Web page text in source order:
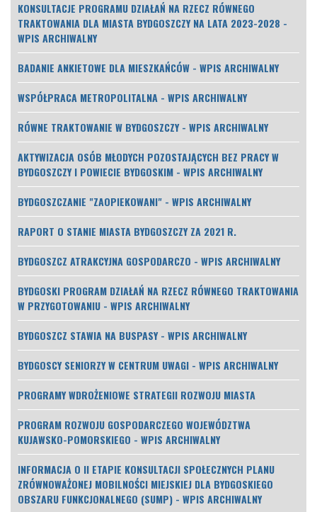
KONSULTACJE PROGRAMU DZIAŁAŃ NA RZECZ RÓWNEGO
TRAKTOWANIA DLA MIASTA BYDGOSZCZY NA LATA 2023-2028 -
WPIS ARCHIWALNY
BADANIE ANKIETOWE DLA MIESZKAŃCÓW - WPIS ARCHIWALNY
WSPÓŁPRACA METROPOLITALNA - WPIS ARCHIWALNY
RÓWNE TRAKTOWANIE W BYDGOSZCZY - WPIS ARCHIWALNY
AKTYWIZACJA OSÓB MŁODYCH POZOSTAJĄCYCH BEZ PRACY W
BYDGOSZCZY I POWIECIE BYDGOSKIM - WPIS ARCHIWALNY
BYDGOSZCZANIE "ZAOPIEKOWANI" - WPIS ARCHIWALNY
RAPORT O STANIE MIASTA BYDGOSZCZY ZA 2021 R.
BYDGOSZCZ ATRAKCYJNA GOSPODARCZO - WPIS ARCHIWALNY
BYDGOSKI PROGRAM DZIAŁAŃ NA RZECZ RÓWNEGO TRAKTOWANIA
W PRZYGOTOWANIU - WPIS ARCHIWALNY
BYDGOSZCZ STAWIA NA BUSPASY - WPIS ARCHIWALNY
BYDGOSCY SENIORZY W CENTRUM UWAGI - WPIS ARCHIWALNY
PROGRAMY WDROŻENIOWE STRATEGII ROZWOJU MIASTA
PROGRAM ROZWOJU GOSPODARCZEGO WOJEWÓDZTWA
KUJAWSKO-POMORSKIEGO - WPIS ARCHIWALNY
INFORMACJA O II ETAPIE KONSULTACJI SPOŁECZNYCH PLANU
ZRÓWNOWAŻONEJ MOBILNOŚCI MIEJSKIEJ DLA BYDGOSKIEGO
OBSZARU FUNKCJONALNEGO (SUMP) - WPIS ARCHIWALNY